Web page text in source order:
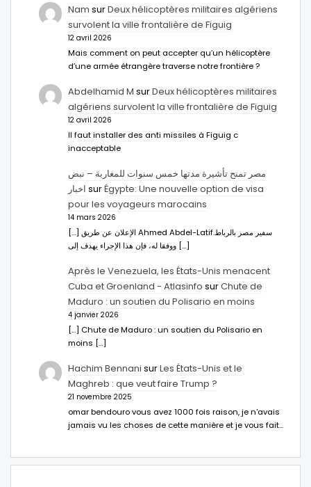
Nam surDeux hélicoptères militaires algériens
survolent la ville frontalière de Figuig
12 avril 2026
Mais comment on peut accepter qu’un hélicoptère
d’une armée étrangère traverse notre frontière ?
Abdelhamid M surDeux hélicoptères militaires
algériens survolent la ville frontalière de Figuig
12 avril 2026
Il faut installer des anti missiles à Figuig c
inacceptable
مصر تمنح تأشيرة مدتها خمس سنوات للمغاربة – نبض
اخبار surÉgypte: Une nouvelle option de visa
pour les voyageurs marocains
14 mars 2026
[…] الإعلان عن طريق Ahmed Abdel-Latifسفير مصر بالرباط.
ووفقا له، فإن هذا الإجراء يهدف إلى […]
Après le Venezuela, les États-Unis menacent
Cuba et Groenland - Atlasinfo surChute de
Maduro : un soutien du Polisario en moins
4 janvier 2026
[…] Chute de Maduro : un soutien du Polisario en
moins […]
Hachim Bennani surLes États-Unis et le
Maghreb : que veut faire Trump ?
21 novembre 2025
omar bendouro vous avez 1000 fois raison, je n'avais
jamais vu les choses de cette manière et je vous fait…